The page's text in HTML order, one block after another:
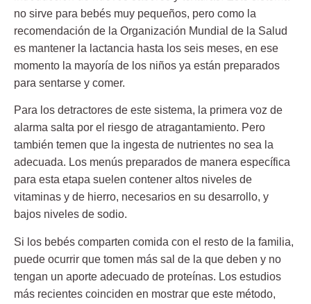
no sirve para bebés muy pequeños, pero como la
recomendación de la Organización Mundial de la Salud
es mantener la lactancia hasta los seis meses, en ese
momento la mayoría de los niños ya están preparados
para sentarse y comer.
Para los detractores de este sistema, la primera voz de
alarma salta por el riesgo de atragantamiento. Pero
también temen que la ingesta de nutrientes no sea la
adecuada. Los menús preparados de manera específica
para esta etapa suelen contener altos niveles de
vitaminas y de hierro, necesarios en su desarrollo, y
bajos niveles de sodio.
Si los bebés comparten comida con el resto de la familia,
puede ocurrir que tomen más sal de la que deben y no
tengan un aporte adecuado de proteínas. Los estudios
más recientes coinciden en mostrar que este método,